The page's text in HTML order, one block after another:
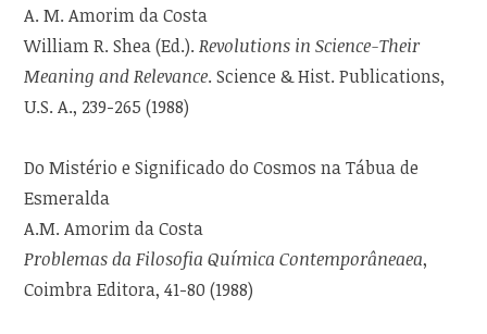
A. M. Amorim da Costa
William R. Shea (Ed.).Revolutions in Science-Their
Meaning and Relevance. Science & Hist. Publications,
U.S. A., 239-265 (1988)
Do Mistério e Significado do Cosmos na Tábua de
Esmeralda
A.M. Amorim da Costa
Problemas da Filosofia Química Contemporâneaea,
Coimbra Editora, 41-80 (1988)